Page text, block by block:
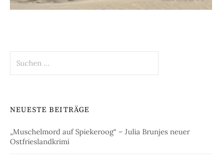
nach:
NEUESTE BEITRÄGE
„Muschelmord auf Spiekeroog“ – Julia Brunjes neuer
Ostfrieslandkrimi